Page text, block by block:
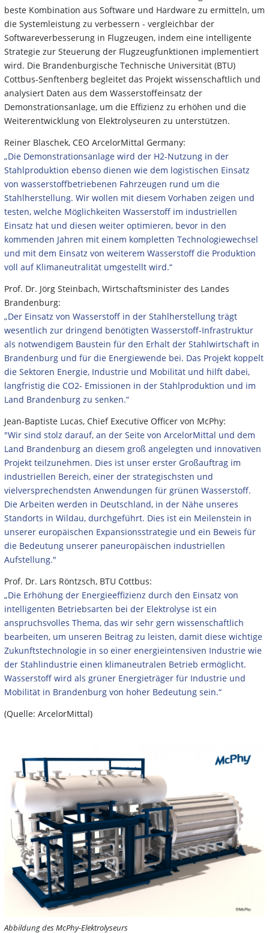
beste Kombination aus Software und Hardware zu ermitteln, um
die Systemleistung zu verbessern - vergleichbar der
Softwareverbesserung in Flugzeugen, indem eine intelligente
Strategie zur Steuerung der Flugzeugfunktionen implementiert
wird. Die Brandenburgische Technische Universität (BTU)
Cottbus-Senftenberg begleitet das Projekt wissenschaftlich und
analysiert Daten aus dem Wasserstoffeinsatz der
Demonstrationsanlage, um die Effizienz zu erhöhen und die
Weiterentwicklung von Elektrolyseuren zu unterstützen.
Reiner Blaschek, CEO ArcelorMittal Germany:
„Die Demonstrationsanlage wird der H2-Nutzung in der
Stahlproduktion ebenso dienen wie dem logistischen Einsatz
von wasserstoffbetriebenen Fahrzeugen rund um die
Stahlherstellung. Wir wollen mit diesem Vorhaben zeigen und
testen, welche Möglichkeiten Wasserstoff im industriellen
Einsatz hat und diesen weiter optimieren, bevor in den
kommenden Jahren mit einem kompletten Technologiewechsel
und mit dem Einsatz von weiterem Wasserstoff die Produktion
voll auf Klimaneutralität umgestellt wird.“
Prof. Dr. Jörg Steinbach, Wirtschaftsminister des Landes
Brandenburg:
„Der Einsatz von Wasserstoff in der Stahlherstellung trägt
wesentlich zur dringend benötigten Wasserstoff-Infrastruktur
als notwendigem Baustein für den Erhalt der Stahlwirtschaft in
Brandenburg und für die Energiewende bei. Das Projekt koppelt
die Sektoren Energie, Industrie und Mobilität und hilft dabei,
langfristig die CO2- Emissionen in der Stahlproduktion und im
Land Brandenburg zu senken.“
Jean-Baptiste Lucas, Chief Executive Officer von McPhy:
"Wir sind stolz darauf, an der Seite von ArcelorMittal und dem
Land Brandenburg an diesem groß angelegten und innovativen
Projekt teilzunehmen. Dies ist unser erster Großauftrag im
industriellen Bereich, einer der strategischsten und
vielversprechendsten Anwendungen für grünen Wasserstoff.
Die Arbeiten werden in Deutschland, in der Nähe unseres
Standorts in Wildau, durchgeführt. Dies ist ein Meilenstein in
unserer europäischen Expansionsstrategie und ein Beweis für
die Bedeutung unserer paneuropäischen industriellen
Aufstellung."
Prof. Dr. Lars Röntzsch, BTU Cottbus:
„Die Erhöhung der Energieeffizienz durch den Einsatz von
intelligenten Betriebsarten bei der Elektrolyse ist ein
anspruchsvolles Thema, das wir sehr gern wissenschaftlich
bearbeiten, um unseren Beitrag zu leisten, damit diese wichtige
Zukunftstechnologie in so einer energieintensiven Industrie wie
der Stahlindustrie einen klimaneutralen Betrieb ermöglicht.
Wasserstoff wird als grüner Energieträger für Industrie und
Mobilität in Brandenburg von hoher Bedeutung sein.“
(Quelle: ArcelorMittal)
Abbildung des McPhy-Elektrolyseurs